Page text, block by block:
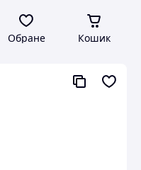
Обране Кошик